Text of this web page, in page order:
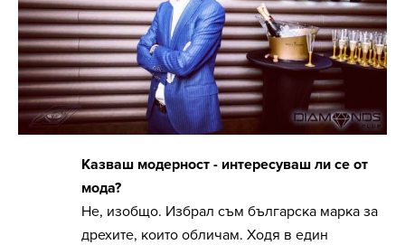
Казваш модерност - интересуваш ли се от
мода?
Не, изобщо. Избрал съм българска марка за
дрехите, които обличам. Ходя в един